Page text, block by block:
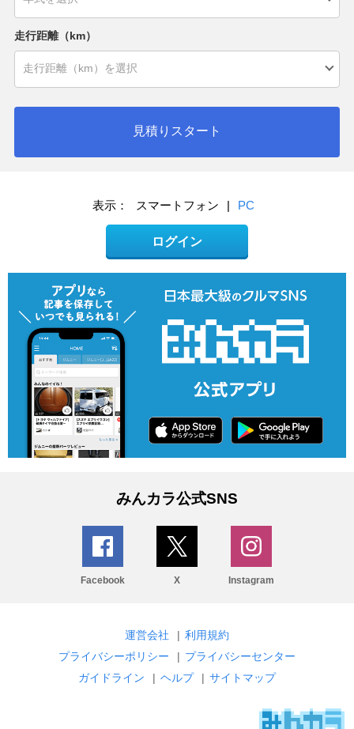
走行距離（km）
見積りスタート
表示： スマートフォン | PC
ログイン
みんカラ公式SNS
Facebook X Instagram
運営会社 | 利用規約
プライバシーポリシー
| プライバシーセンター
ガイドライン
| ヘルプ | サイトマップ